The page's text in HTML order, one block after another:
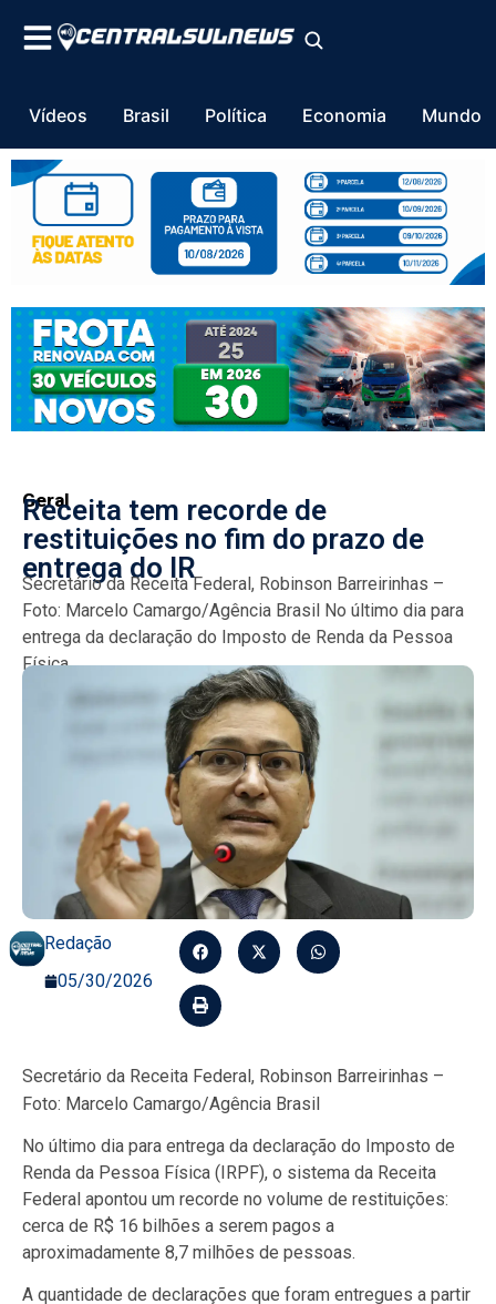
Vídeos Brasil Política Economia Mundo
Geral
Receita tem recorde de
restituições no fim do prazo de
entrega do IR
Secretário da Receita Federal, Robinson Barreirinhas –
Foto: Marcelo Camargo/Agência Brasil No último dia para
entrega da declaração do Imposto de Renda da Pessoa
Física...
Redação
05/30/2026
Secretário da Receita Federal, Robinson Barreirinhas –
Foto: Marcelo Camargo/Agência Brasil
No último dia para entrega da declaração do Imposto de
Renda da Pessoa Física (IRPF), o sistema da Receita
Federal apontou um recorde no volume de restituições:
cerca de R$ 16 bilhões a serem pagos a
aproximadamente 8,7 milhões de pessoas.
A quantidade de declarações que foram entregues a partir